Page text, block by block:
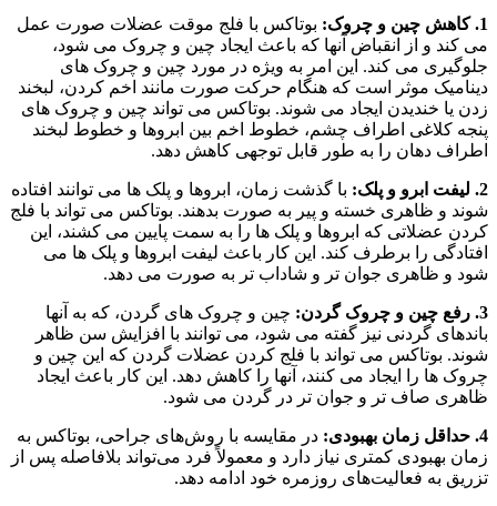
1. کاهش چین و چروک:
بوتاکس با فلج موقت عضلات صورت عمل
می کند و از انقباض آنها که باعث ایجاد چین و چروک می شود،
جلوگیری می کند. این امر به ویژه در مورد چین و چروک های
دینامیک موثر است که هنگام حرکت صورت مانند اخم کردن، لبخند
زدن یا خندیدن ایجاد می شوند. بوتاکس می تواند چین و چروک های
پنجه کلاغی اطراف چشم، خطوط اخم بین ابروها و خطوط لبخند
اطراف دهان را به طور قابل توجهی کاهش دهد.
2. لیفت ابرو و پلک:
با گذشت زمان، ابروها و پلک ها می توانند افتاده
شوند و ظاهری خسته و پیر به صورت بدهند. بوتاکس می تواند با فلج
کردن عضلاتی که ابروها و پلک ها را به سمت پایین می کشند، این
افتادگی را برطرف کند. این کار باعث لیفت ابروها و پلک ها می
شود و ظاهری جوان تر و شاداب تر به صورت می دهد.
3. رفع چین و چروک گردن:
چین و چروک های گردن، که به آنها
باندهای گردنی نیز گفته می شود، می توانند با افزایش سن ظاهر
شوند. بوتاکس می تواند با فلج کردن عضلات گردن که این چین و
چروک ها را ایجاد می کنند، آنها را کاهش دهد. این کار باعث ایجاد
ظاهری صاف تر و جوان تر در گردن می شود.
4. حداقل زمان بهبودی:
در مقایسه با روش‌های جراحی، بوتاکس به
زمان بهبودی کمتری نیاز دارد و معمولاً فرد می‌تواند بلافاصله پس از
تزریق به فعالیت‌های روزمره خود ادامه دهد.